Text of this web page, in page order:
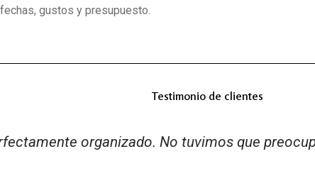
gustos y presupuesto.
Testimonio de clientes
organizado. No tuvimos que